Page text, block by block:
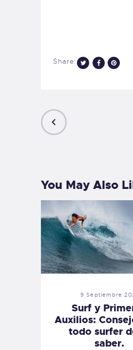
Share:
You May Also
9 Septiembre
Surf y
Auxilios:
todo surfer
saber.